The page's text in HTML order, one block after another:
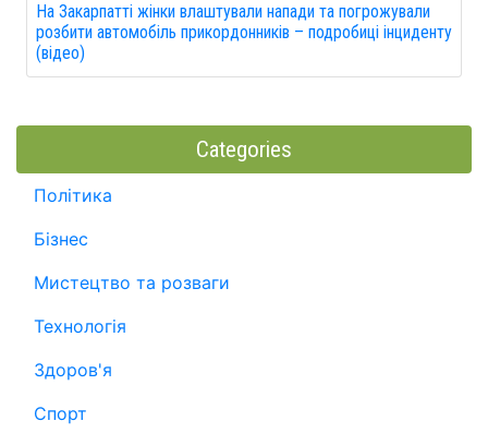
На Закарпатті жінки влаштували напади та погрожували
розбити автомобіль прикордонників – подробиці інциденту
(відео)
Categories
Політика
Бізнес
Мистецтво та розваги
Технологія
Здоров'я
Спорт